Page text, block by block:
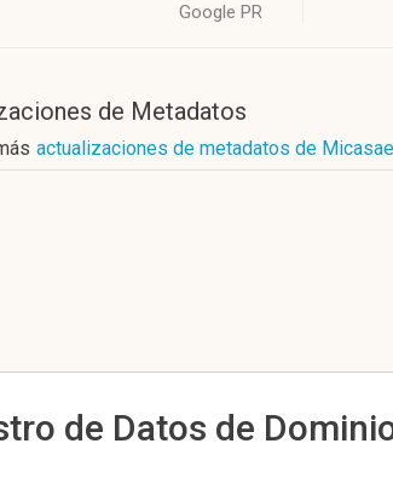
Google PR
de Metadatos
actualizaciones de metadatos de
de Datos de